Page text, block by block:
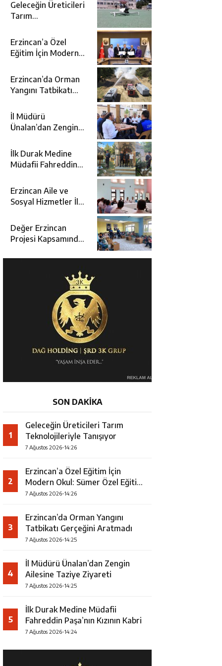
Geleceğin Üreticileri
Tarım
Tanışıyor
Erzincan’a Özel
Eğitim İçin Modern
Eğitim Meslek Okulu
Protokolü İmzalandı
Erzincan’da Orman
Yangını Tatbikatı
İl Müdürü
Ünalan’dan Zengin
Ziyareti
İlk Durak Medine
Müdafii Fahreddin
Kabri
Erzincan Aile ve
Sosyal Hizmetler İl
Değerlendirme
Toplantısı
Değer Erzincan
Projesi Kapsamında
Eğitimi
SON DAKİKA
1
Geleceğin Üreticileri Tarım
Teknolojileriyle Tanışıyor
7 Ağustos 2026-14:26
2
Erzincan’a Özel Eğitim İçin
Modern Okul: Sümer Özel Eğitim
Meslek Okulu Protokolü
7 Ağustos 2026-14:26
3
Erzincan’da Orman Yangını
Tatbikatı Gerçeğini Aratmadı
7 Ağustos 2026-14:25
4
İl Müdürü Ünalan’dan Zengin
Ailesine Taziye Ziyareti
7 Ağustos 2026-14:25
5
İlk Durak Medine Müdafii
Fahreddin Paşa’nın Kızının Kabri
7 Ağustos 2026-14:24